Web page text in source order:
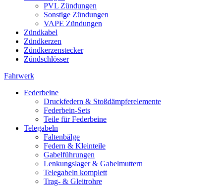
PVL Zündungen
Sonstige Zündungen
VAPE Zündungen
Zündkabel
Zündkerzen
Zündkerzenstecker
Zündschlösser
Fahrwerk
Federbeine
Druckfedern & Stoßdämpferelemente
Federbein-Sets
Teile für Federbeine
Telegabeln
Faltenbälge
Federn & Kleinteile
Gabelführungen
Lenkungslager & Gabelmuttern
Telegabeln komplett
Trag- & Gleitrohre